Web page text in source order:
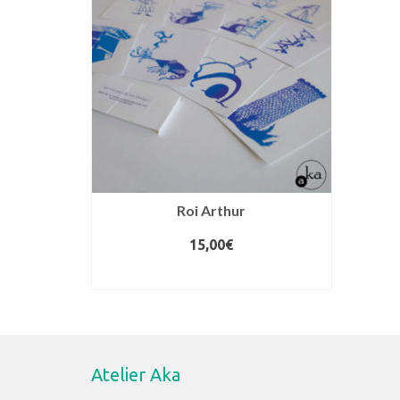
Roi Arthur
15,00€
Atelier Aka